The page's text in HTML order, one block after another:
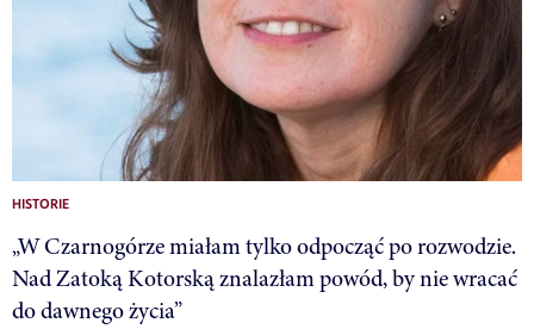
HISTORIE
„W Czarnogórze miałam tylko odpocząć po rozwodzie.
Nad Zatoką Kotorską znalazłam powód, by nie wracać
do dawnego życia”